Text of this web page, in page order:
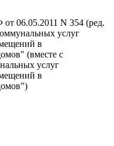
06.05.2011 N 354 (ред.
услуг
в
(вместе с
услуг
в